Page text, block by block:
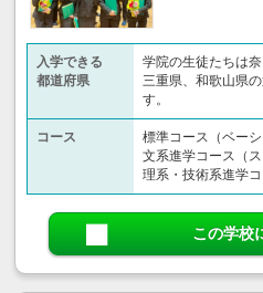
入学できる
都道府県
学院の生徒たちは
三重県、和歌山県
す。
コース
標準コース（ベーシ
文系進学コース（ス
理系・技術系進学
この学校